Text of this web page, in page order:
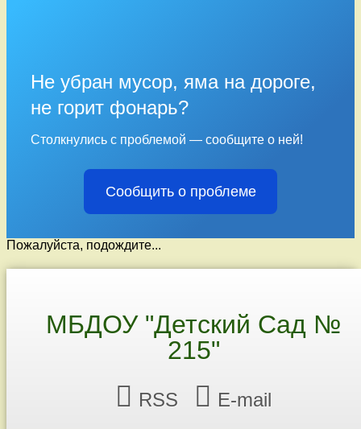
Не убран мусор, яма на дороге,
не горит фонарь?
Столкнулись с проблемой — сообщите о ней!
Сообщить о проблеме
Пожалуйста, подождите...
МБДОУ "Детский Сад №
215"
RSS E-mail